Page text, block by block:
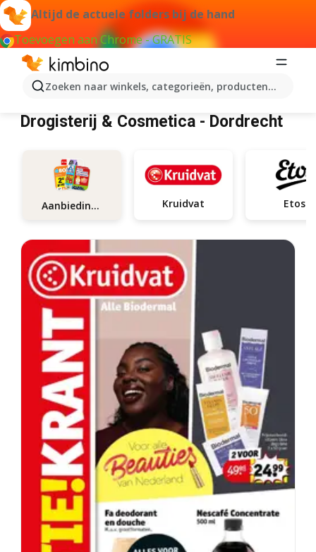
Altijd de actuele folders bij de hand
Toevoegen aan Chrome - GRATIS
Zoeken naar winkels, categorieën, producten...
Drogisterij & Cosmetica Dordrecht
Drogisterij & Cosmetica - Dordrecht
Aanbiedingen Kruidvat Etos